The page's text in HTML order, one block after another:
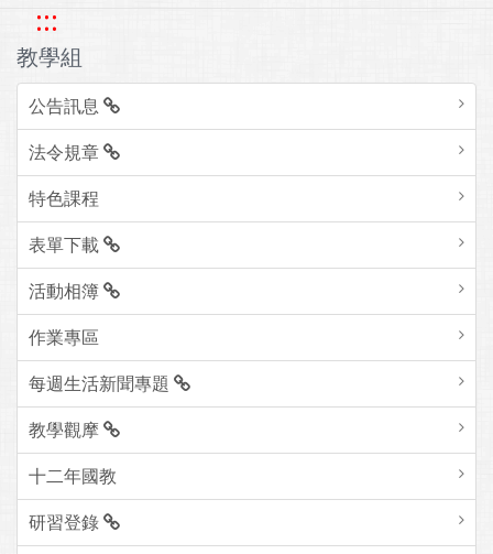
:::
教學組
公告訊息
法令規章
特色課程
表單下載
活動相簿
作業專區
每週生活新聞專題
教學觀摩
十二年國教
研習登錄